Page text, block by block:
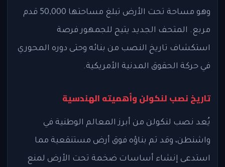
وهو مساحة تحت الأرض تبلغ مساحتها 50,000 قدم
مربع. المتحف الجديد يتيح للجمهور فرصة
استكشاف تاريخ النصب من بنائه وحتى دوره المحوري
في حركة الحقوق المدنية الأمريكية.
تاريخ نصب لنكولن وأهميته الهندسية
يُعد نصب لنكولن من أبرز المعالم الوطنية في
واشنطن، وقد تم بناؤه فوق أرض مستنقعية مما
استدعى إنشاء أساسات ضخمة تحت الأرض لمنع